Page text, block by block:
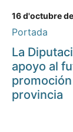
16 d'octubre
Portada
La
apoyo al
provincia